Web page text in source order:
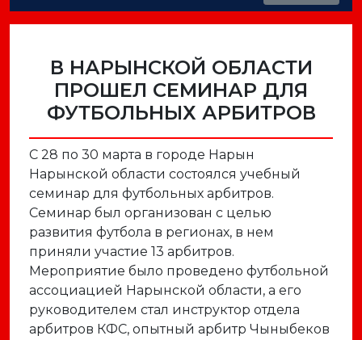
В НАРЫНСКОЙ ОБЛАСТИ
ПРОШЕЛ СЕМИНАР ДЛЯ
ФУТБОЛЬНЫХ АРБИТРОВ
С 28 по 30 марта в городе Нарын
Нарынской области состоялся учебный
семинар для футбольных арбитров.
Семинар был организован с целью
развития футбола в регионах, в нем
приняли участие 13 арбитров.
Мероприятие было проведено футбольной
ассоциацией Нарынской области, а его
руководителем стал инструктор отдела
арбитров КФС, опытный арбитр Чыныбеков